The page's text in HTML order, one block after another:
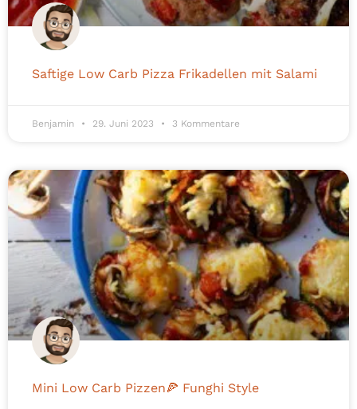
Saftige Low Carb Pizza Frikadellen mit Salami
Benjamin 29. Juni 2023 3 Kommentare
Mini Low Carb Pizzen🍕 Funghi Style